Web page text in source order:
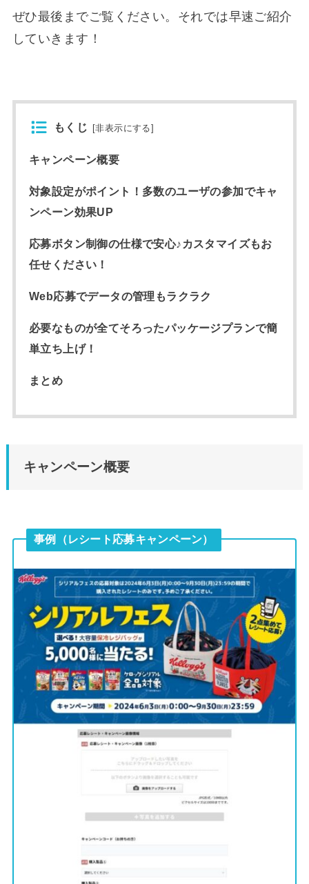
ぜひ最後までご覧ください。それでは早速ご紹介
していきます！
もくじ [非表示にする]
キャンペーン概要
対象設定がポイント！多数のユーザの参加でキャ
ンペーン効果UP
応募ボタン制御の仕様で安心♪カスタマイズもお
任せください！
Web応募でデータの管理もラクラク
必要なものが全てそろったパッケージプランで簡
単立ち上げ！
まとめ
キャンペーン概要
事例（レシート応募キャンペーン）